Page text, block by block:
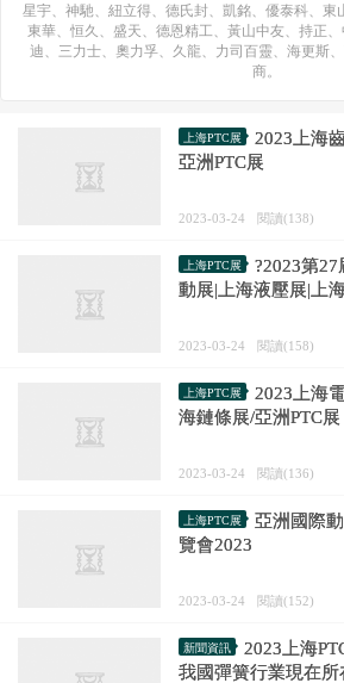
星宇、神馳、紐立得、德氏封、凱銘、優泰科、東
東華、恒久、盛天、德恩精工、黃山中友、持正
迪、三力士、奧力孚、久龍、力司百靈、海更斯
商。
上海PTC展
2023上海
亞洲PTC展
2023-03-24 閱讀(138)
上海PTC展
?2023第
動展|上海液壓展|上
2023-03-24 閱讀(158)
上海PTC展
2023上海
海鏈條展/亞洲PTC展
2023-03-24 閱讀(136)
上海PTC展
亞洲國際
覽會2023
2023-03-24 閱讀(152)
新聞資訊
2023上海
我國彈簧行業現在